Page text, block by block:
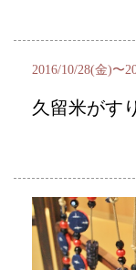
2016/10/28(金)〜
久留米がす